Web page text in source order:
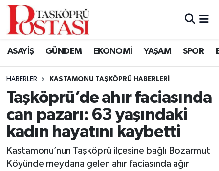
ASAYİŞ GÜNDEM EKONOMİ YAŞAM SPOR
HABERLER KASTAMONU TAŞKÖPRÜ HABERLERI
Taşköprü’de ahır faciasında
can pazarı: 63 yaşındaki
kadın hayatını kaybetti
Kastamonu’nun Taşköprü ilçesine bağlı Bozarmut
Köyünde meydana gelen ahır faciasında ağır
Kastamonu Vefat Edenler
Araç Haberleri
Azdavay Haberleri
Bozkurt Haberleri